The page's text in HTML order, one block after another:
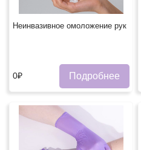
Неинвазивное омоложение рук
0₽ Подробнее